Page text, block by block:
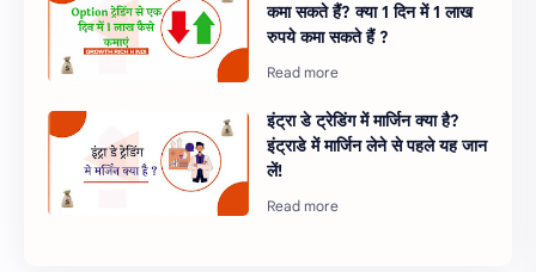
कमा सकते हैं? क्या 1 दिन में 1 लाख
रुपये कमा सकते हैं ?
इंट्रा डे ट्रेडिंग में मार्जिन क्या है?
इंट्राडे में मार्जिन लेने से पहले यह जान
लें!